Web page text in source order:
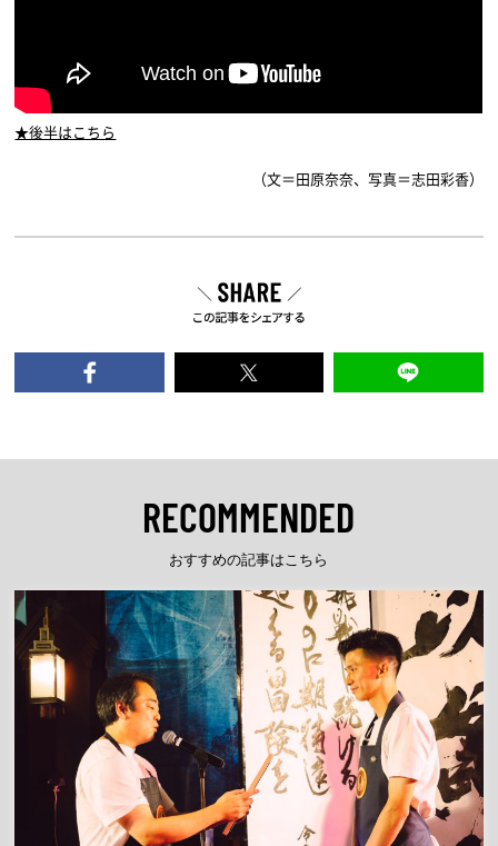
★後半はこちら
（文＝田原奈奈、写真＝志田彩香）
RECOMMENDED
おすすめの記事はこちら